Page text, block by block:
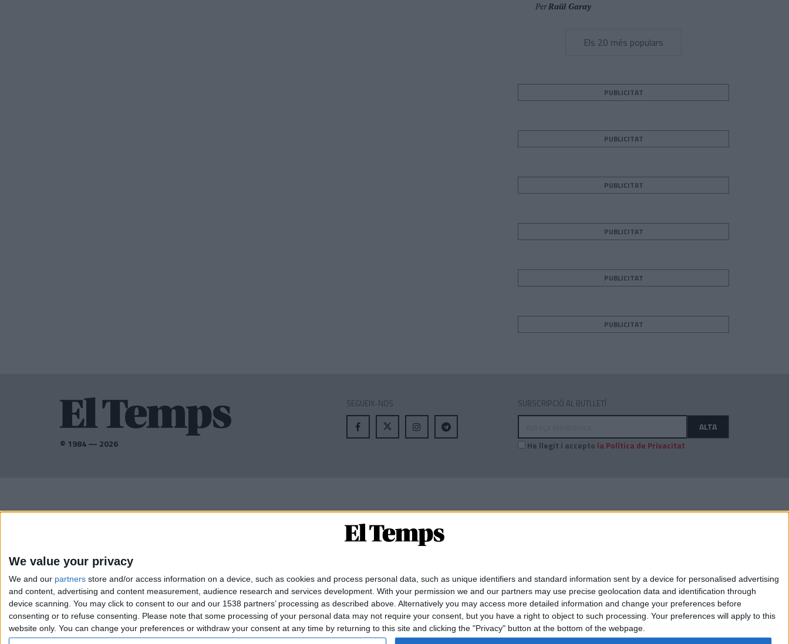
We value your privacy
We and our partners store and/or access information on a device, such as cookies and process personal data, such as unique identifiers and standard information sent by a device for personalised advertising
and content, advertising and content measurement, audience research and services development. With your permission we and our partners may use precise geolocation data and identification through
device scanning. You may click to consent to our and our 1538 partners’ processing as described above. Alternatively you may access more detailed information and change your preferences before
consenting or to refuse consenting.
Please note that some processing of your personal data may not require your consent, but you have a right to object to such processing. Your preferences will apply to this
website only. You can change your preferences or withdraw your consent at any time by returning to this site and clicking the "Privacy" button at the bottom of the webpage.
PerRaül Garay
Els 20 més populars
PUBLICITAT
PUBLICITAT
PUBLICITAT
PUBLICITAT
PUBLICITAT
PUBLICITAT
© 1984 — 2026
SEGUEIX-NOS SUBSCRIPCIÓ AL BUTLLETÍ
Adreça
ALTA
He llegit i accepto la Política de Privacitat